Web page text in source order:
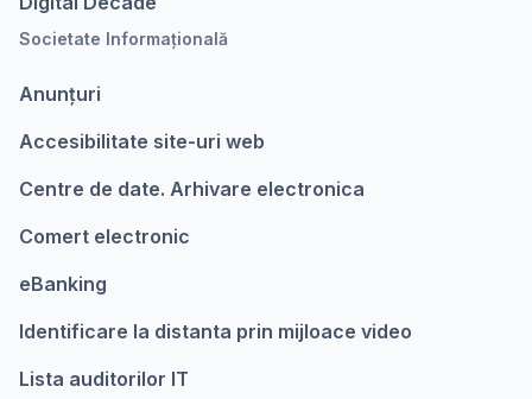
Societate Informațională
Anunțuri
Accesibilitate site-uri web
Centre de date. Arhivare electronica
Comert electronic
eBanking
Identificare la distanta prin mijloace video
Lista auditorilor IT